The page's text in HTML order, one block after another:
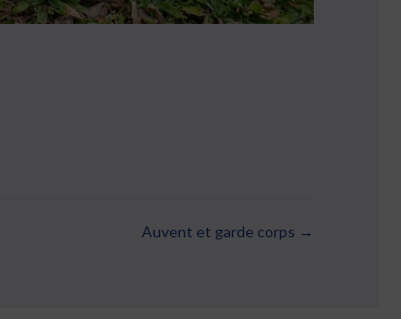
Auvent et garde corps →